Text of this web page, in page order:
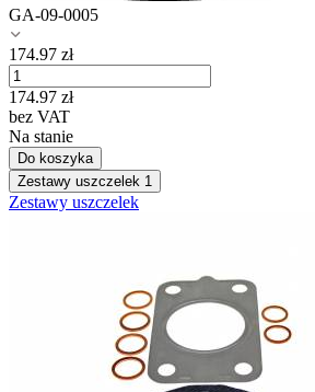
GA-09-0005
174.97 zł
174.97 zł
bez VAT
Na stanie
Do koszyka
Zestawy uszczelek 1
Zestawy uszczelek